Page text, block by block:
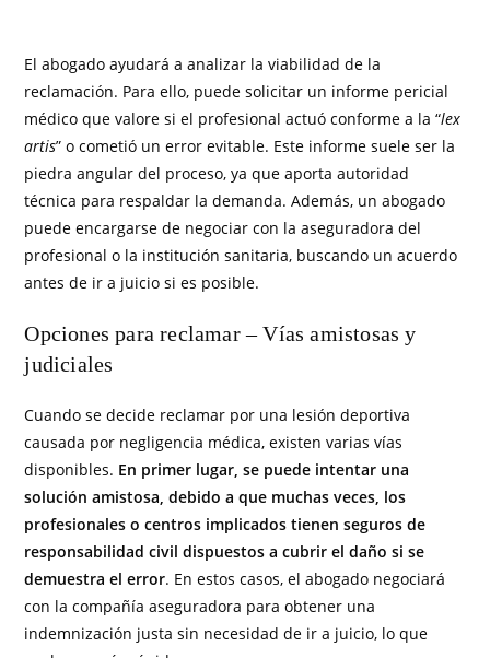
El abogado ayudará a analizar la viabilidad de la
reclamación. Para ello, puede solicitar un informe pericial
médico que valore si el profesional actuó conforme a la “lex
artis” o cometió un error evitable. Este informe suele ser la
piedra angular del proceso, ya que aporta autoridad
técnica para respaldar la demanda. Además, un abogado
puede encargarse de negociar con la aseguradora del
profesional o la institución sanitaria, buscando un acuerdo
antes de ir a juicio si es posible.
Opciones para reclamar – Vías amistosas y
judiciales
Cuando se decide reclamar por una lesión deportiva
causada por negligencia médica, existen varias vías
disponibles. En primer lugar, se puede intentar una
solución amistosa, debido a que muchas veces, los
profesionales o centros implicados tienen seguros de
responsabilidad civil dispuestos a cubrir el daño si se
demuestra el error. En estos casos, el abogado negociará
con la compañía aseguradora para obtener una
indemnización justa sin necesidad de ir a juicio, lo que